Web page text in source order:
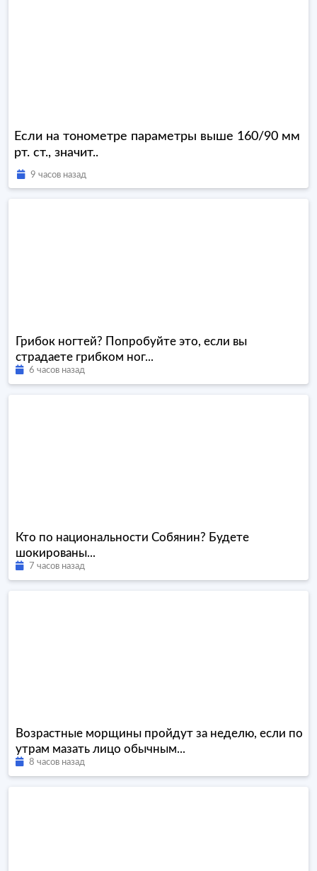
Если на тонометре параметры выше 160/90 мм
рт. ст., значит..
9 часов назад
Грибок ногтей? Попробуйте это, если вы
страдаете грибком ног...
6 часов назад
Кто по национальности Собянин? Будете
шокированы...
7 часов назад
Возрастные морщины пройдут за неделю, если по
утрам мазать лицо обычным...
8 часов назад